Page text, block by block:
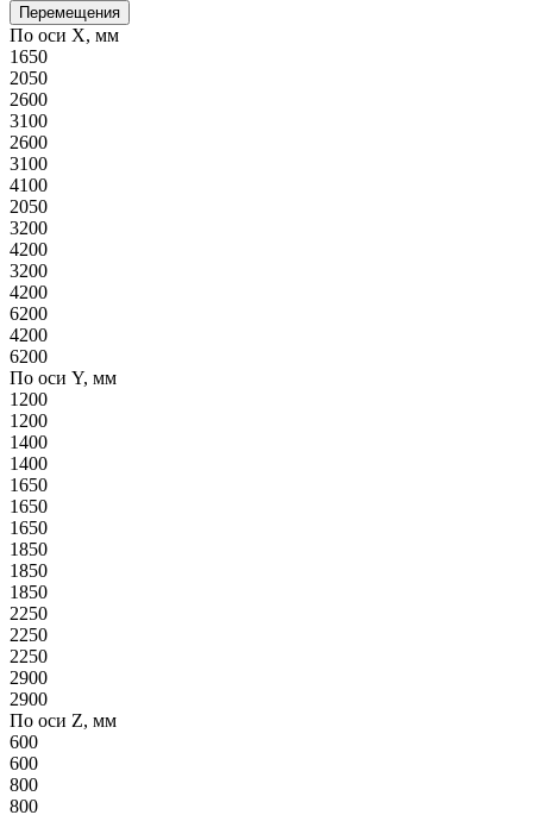
Перемещения
По оси X, мм
1650
2050
2600
3100
2600
3100
4100
2050
3200
4200
3200
4200
6200
4200
6200
По оси Y, мм
1200
1200
1400
1400
1650
1650
1650
1850
1850
1850
2250
2250
2250
2900
2900
По оси Z, мм
600
600
800
800